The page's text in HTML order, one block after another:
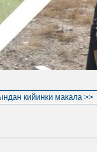
кийинки макала >>